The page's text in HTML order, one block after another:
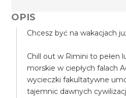
OPIS
Chcesz być na wakacjach
Chill out w Rimini to pełen
morskie w ciepłych falach
wycieczki fakultatywne
tajemnic dawnych